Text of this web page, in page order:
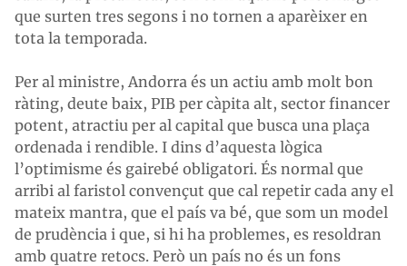
que surten tres segons i no tornen a aparèixer en
tota la temporada.
Per al ministre, Andorra és un actiu amb molt bon
ràting, deute baix, PIB per càpita alt, sector financer
potent, atractiu per al capital que busca una plaça
ordenada i rendible. I dins d’aquesta lògica
l’optimisme és gairebé obligatori. És normal que
arribi al faristol convençut que cal repetir cada any el
mateix mantra, que el país va bé, que som un model
de prudència i que, si hi ha problemes, es resoldran
amb quatre retocs. Però un país no és un fons